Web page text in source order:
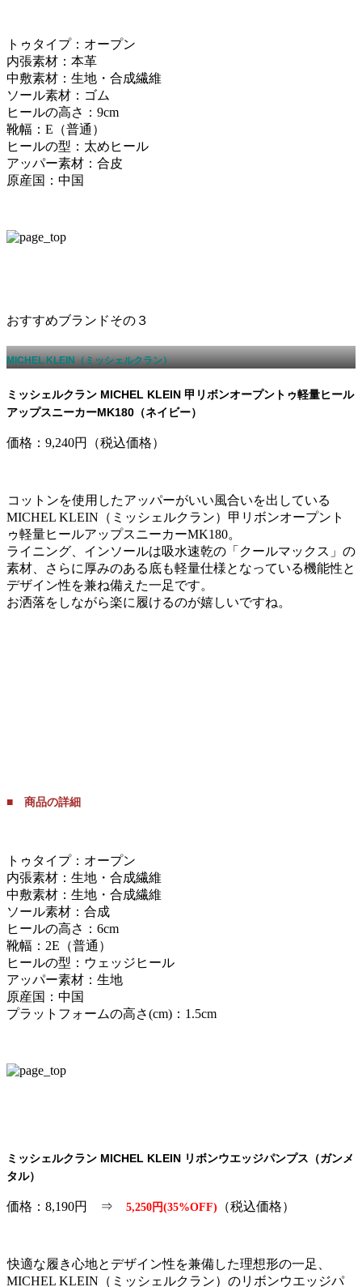
トゥタイプ：オープン
内張素材：本革
中敷素材：生地・合成繊維
ソール素材：ゴム
ヒールの高さ：9cm
靴幅：E（普通）
ヒールの型：太めヒール
アッパー素材：合皮
原産国：中国
おすすめブランドその３
MICHEL KLEIN（ミッシェルクラン）
ミッシェルクラン MICHEL KLEIN 甲リボンオープントゥ軽量ヒール
アップスニーカーMK­180（ネイビー）
価格：9,240円（税込価格）
コットンを使用したアッパーがいい風合いを出している
MICHEL KLEIN（ミッシェルクラン）甲リボンオープント
ゥ軽量ヒールアップスニーカーMK­180。
ライニング、インソールは吸水速乾の「クールマックス」の
素材、さらに厚みのある底も軽量仕様となっている機能性と
デザイン性を兼ね備えた一足です。
お洒落をしながら楽に履けるのが嬉しいですね。
■ 商品の詳細
トゥタイプ：オープン
内張素材：生地・合成繊維
中敷素材：生地・合成繊維
ソール素材：合成
ヒールの高さ：6cm
靴幅：2E（普通）
ヒールの型：ウェッジヒール
アッパー素材：生地
原産国：中国
プラットフォームの高さ(cm)：1.5cm
ミッシェルクラン MICHEL KLEIN リボンウエッジパンプス（ガンメ
タル）
価格：8,190円 ⇒ 5,250円(35%OFF) （税込価格）
快適な履き心地とデザイン性を兼備した理想形の一足、
MICHEL KLEIN（ミッシェルクラン）のリボンウエッジパ